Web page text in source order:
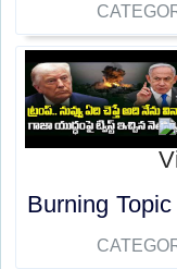
Burning